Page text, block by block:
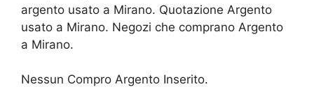
argento usato a Mirano. Quotazione Argento
usato a Mirano. Negozi che comprano Argento
a Mirano.
Nessun Compro Argento Inserito.